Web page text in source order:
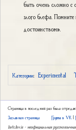
быть очень сложно с
злого блефа. Помните
достоинством».
Категории: Experimental
Страница в последний раз была
Заглавная страница
Группа в VK |
botc.1nv.is – неофициальная